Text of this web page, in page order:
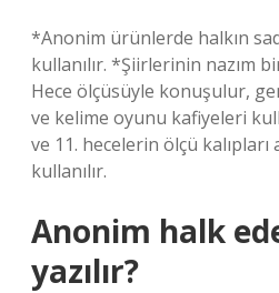
*Anonim ürünlerde halkın
kullanılır. *Şiirlerinin nazım
Hece ölçüsüyle konuşulur,
ve kelime oyunu kafiyeleri
ve 11. hecelerin ölçü kalıpları
kullanılır.
Anonim halk
yazılır?